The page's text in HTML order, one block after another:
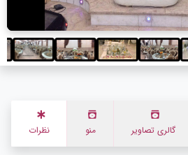
گالری تصاویر منو نظرات